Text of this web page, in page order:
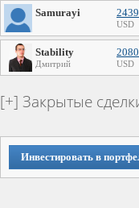
Samurayi
USD
Stability
Дмитрий USD
Закрытые
Инвестировать в